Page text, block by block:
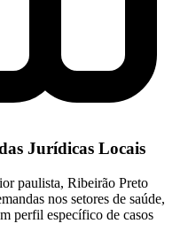
Jurídicas Locais
paulista, Ribeirão Preto
nos setores de saúde,
perfil específico de casos